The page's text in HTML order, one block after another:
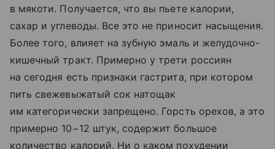
в мякоти. Получается, что вы пьете калории,
сахар и углеводы. Все это не приносит насыщения.
Более того, влияет на зубную эмаль и желудочно-
кишечный тракт. Примерно у трети россиян
на сегодня есть признаки гастрита, при котором
пить свежевыжатый сок натощак
им категорически запрещено. Горсть орехов, а это
примерно 10−12 штук, содержит большое
количество калорий. Ни о каком похудении